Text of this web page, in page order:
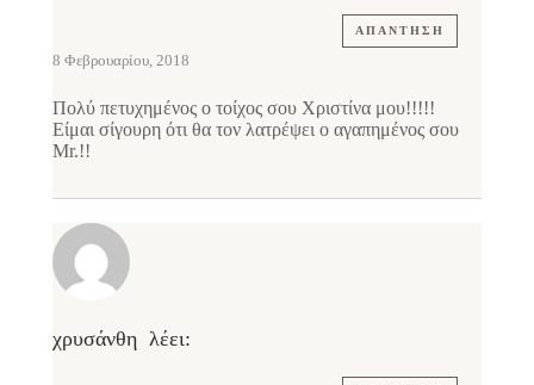
ΑΠΆΝΤΗΣΗ
8 Φεβρουαρίου, 2018
Πολύ πετυχημένος ο τοίχος σου Χριστίνα μου!!!!!
Είμαι σίγουρη ότι θα τον λατρέψει ο αγαπημένος σου
Mr.!!
χρυσάνθη λέει: